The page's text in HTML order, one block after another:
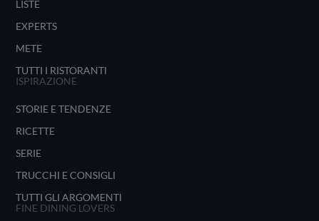
LISTE
EXPERTS
METE
TUTTI I RISTORANTI
ISPIRAZIONE
STORIE E TENDENZE
RICETTE
SERIE
TRUCCHI E CONSIGLI
TUTTI GLI ARGOMENTI
FINE DINING LOVERS